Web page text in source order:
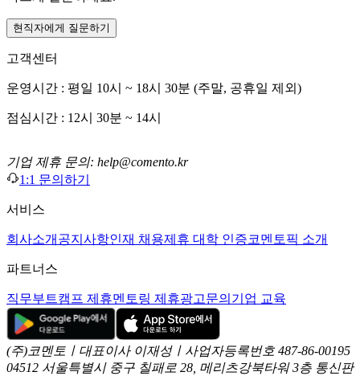
현직자에게 질문하기
고객센터
운영시간 : 평일 10시 ~ 18시 30분 (주말, 공휴일 제외)
점심시간 : 12시 30분 ~ 14시
기업 제휴 문의: help@comento.kr
1:1 문의하기
서비스
회사소개 공지사항인재 채용제휴 대학 인증코멘토픽 소개
파트너스
직무부트캠프 제휴멘토링 제휴광고문의 기업 교육
(주)코멘토ㅣ대표이사 이재성ㅣ사업자등록번호 487-86-00195
04512 서울특별시 중구 칠패로 28, 메리츠강북타워 3층 통신판